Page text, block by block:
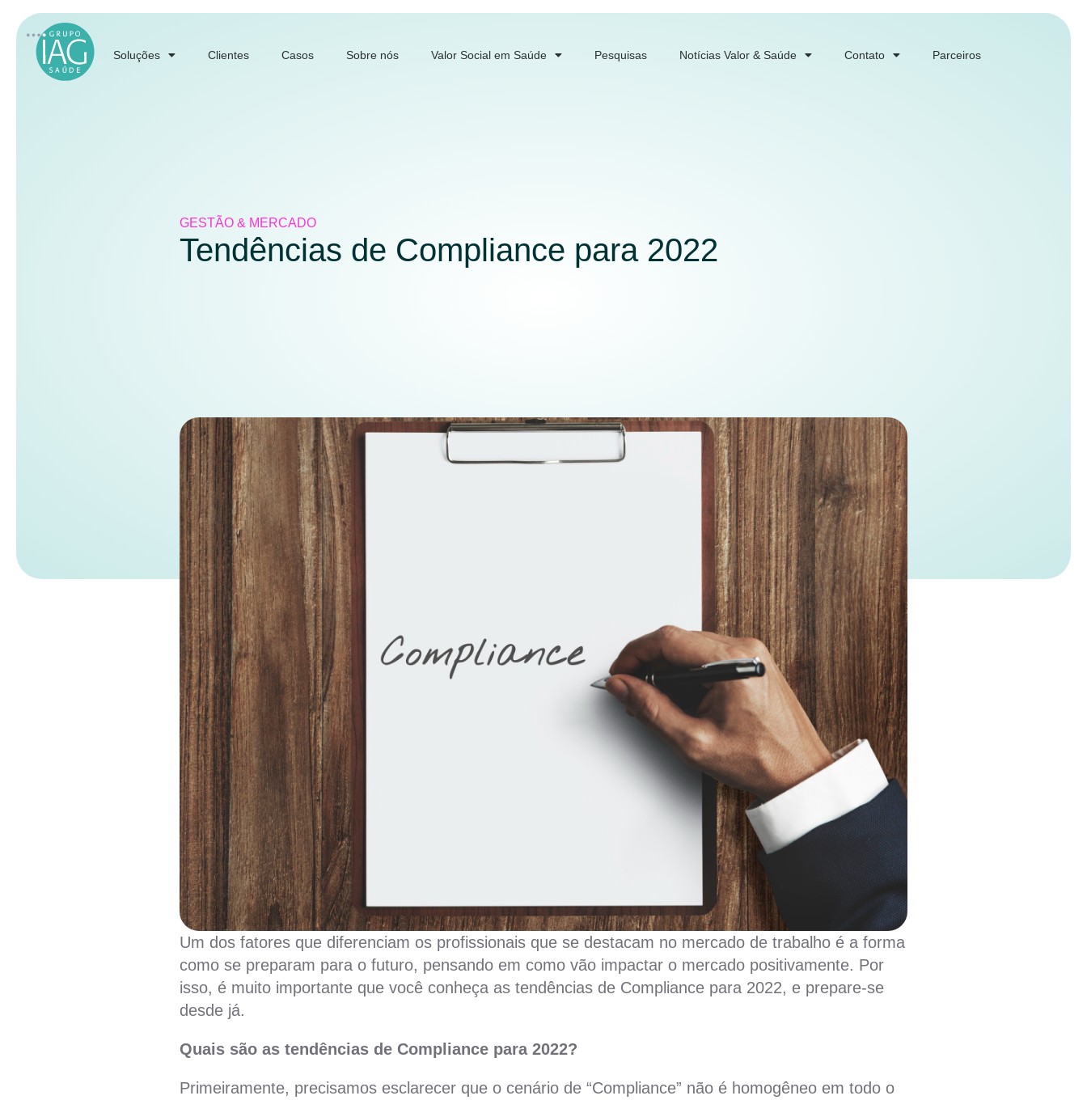
Soluções Clientes Casos Sobre nós Valor Social em Saúde Pesquisas Notícias Valor & Saúde Contato Parceiros
GESTÃO & MERCADO
Tendências de Compliance para 2022
Um dos fatores que diferenciam os profissionais que se destacam no mercado de trabalho é a forma
como se preparam para o futuro, pensando em como vão impactar o mercado positivamente. Por
isso, é muito importante que você conheça as tendências de Compliance para 2022, e prepare-se
desde já.
Quais são as tendências de Compliance para 2022?
Primeiramente, precisamos esclarecer que o cenário de “Compliance” não é homogêneo em todo o